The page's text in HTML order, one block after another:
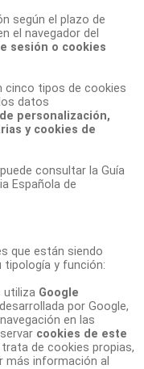
según el plazo de
el navegador del
sesión o cookies
cinco tipos de cookies
datos
personalización,
y cookies de
consultar la Guía
Española de
que están siendo
y función:
utiliza Google
por Google,
en las
cookies de este
de cookies propias,
más información al